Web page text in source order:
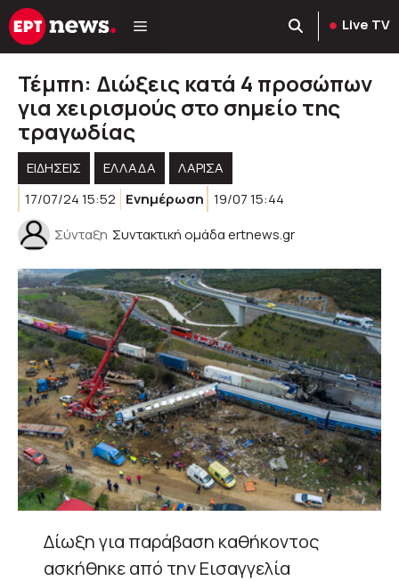
Μετάβαση
σε
Live TV
Τέμπη: Διώξεις κατά 4 προσώπων
για χειρισμούς στο σημείο της
τραγωδίας
ΕΙΔΗΣΕΙΣ ΕΛΛΑΔΑ
ΛΑΡΙΣΑ
17/07/24 15:52
Ενημέρωση 19/07 15:44
Σύνταξη Συντακτική ομάδα ertnews.gr
Δίωξη για παράβαση καθήκοντος
ασκήθηκε από την Εισαγγελία